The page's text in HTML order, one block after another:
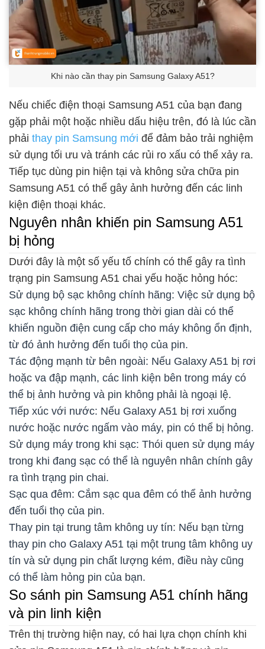
Khi nào cần thay pin Samsung Galaxy A51?
Nếu chiếc điện thoại Samsung A51 của bạn đang
gặp phải một hoặc nhiều dấu hiệu trên, đó là lúc cần
phải thay pin Samsung mới để đảm bảo trải nghiệm
sử dụng tối ưu và tránh các rủi ro xấu có thể xảy ra.
Tiếp tục dùng pin hiện tại và không sửa chữa pin
Samsung A51 có thể gây ảnh hưởng đến các linh
kiện điện thoại khác.
Nguyên nhân khiến pin Samsung A51
bị hỏng
Dưới đây là một số yếu tố chính có thể gây ra tình
trạng pin Samsung A51 chai yếu hoặc hỏng hóc:
Sử dụng bộ sạc không chính hãng: Việc sử dụng bộ
sạc không chính hãng trong thời gian dài có thể
khiến nguồn điện cung cấp cho máy không ổn định,
từ đó ảnh hưởng đến tuổi thọ của pin.
Tác động mạnh từ bên ngoài: Nếu Galaxy A51 bị rơi
hoặc va đập mạnh, các linh kiện bên trong máy có
thể bị ảnh hưởng và pin không phải là ngoại lệ.
Tiếp xúc với nước: Nếu Galaxy A51 bị rơi xuống
nước hoặc nước ngấm vào máy, pin có thể bị hỏng.
Sử dụng máy trong khi sạc: Thói quen sử dụng máy
trong khi đang sạc có thể là nguyên nhân chính gây
ra tình trạng pin chai.
Sạc qua đêm: Cắm sạc qua đêm có thể ảnh hưởng
đến tuổi thọ của pin.
Thay pin tại trung tâm không uy tín: Nếu bạn từng
thay pin cho Galaxy A51 tại một trung tâm không uy
tín và sử dụng pin chất lượng kém, điều này cũng
có thể làm hỏng pin của bạn.
So sánh pin Samsung A51 chính hãng
và pin linh kiện
Trên thị trường hiện nay, có hai lựa chọn chính khi